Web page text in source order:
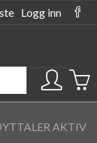
Logg inn
AKTIV